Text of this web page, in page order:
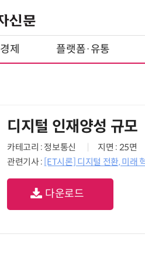
경제 플랫폼·유통
디지털 인재양성 규모
카테고리 : 정보통신 지면 : 25면
관련기사 : [ET시론] 디지털 전환, 미래
다운로드